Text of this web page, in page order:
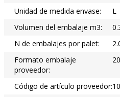
Unidad de medida envase:
L
Volumen del embalaje m3:
N de embalajes por palet:
Formato embalaje
proveedor:
Código de artículo proveedor: